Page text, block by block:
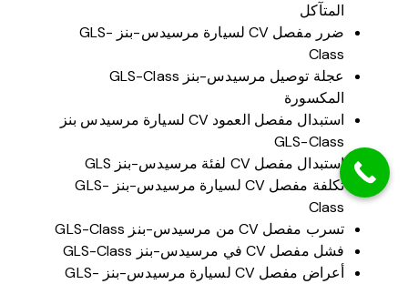
المتآكل
ضرر مفصل CV لسيارة مرسيدس-بنز GLS-
Class
عجلة توصيل مرسيدس-بنز GLS-Class
المكسورة
استبدال مفصل العمود CV لسيارة مرسيدس بنز
GLS-Class
استبدال مفصل CV لفئة مرسيدس-بنز GLS
تكلفة مفصل CV لسيارة مرسيدس-بنز GLS-
Class
تسرب مفصل CV من مرسيدس-بنز GLS-Class
فشل مفصل CV في مرسيدس-بنز GLS-Class
أعراض مفصل CV لسيارة مرسيدس-بنز GLS-